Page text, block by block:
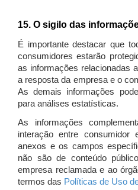
15. O sigilo das
É importante destacar que
consumidores estarão
as informações relacionadas
a resposta da empresa e o
As demais informações
para análises estatísticas.
As informações
interação entre
anexos e os campos
não são de conteúdo
empresa reclamada e ao
termos das Políticas de Uso